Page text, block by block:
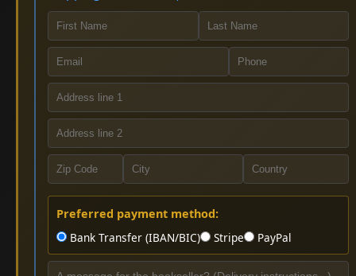
Preferred payment method:
Bank Transfer (IBAN/BIC)
Stripe PayPal